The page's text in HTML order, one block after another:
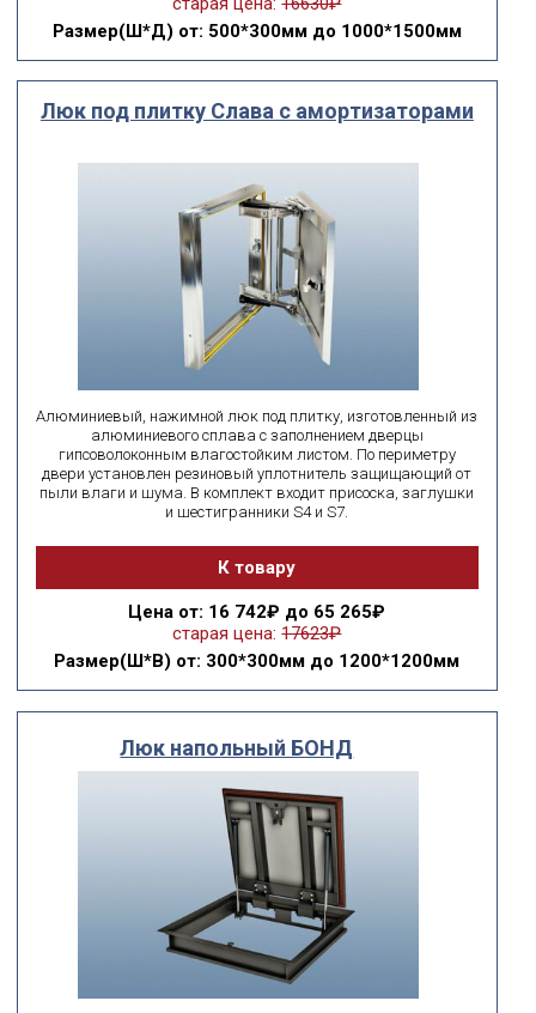
Размер(Ш*Д) от: 500*300мм до 1000*1500мм
Люк под плитку Слава с амортизаторами
Алюминиевый, нажимной люк под плитку, изготовленный из
алюминиевого сплава с заполнением дверцы
гипсоволоконным влагостойким листом. По периметру
двери установлен резиновый уплотнитель защищающий от
пыли влаги и шума. В комплект входит присоска, заглушки
и шестигранники S4 и S7.
К товару
Цена от: 16 742₽ до 65 265₽
старая цена: 17623₽
Размер(Ш*В) от: 300*300мм до 1200*1200мм
Люк напольный БОНД